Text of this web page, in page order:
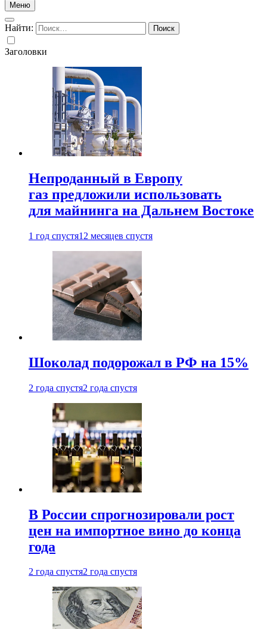
Меню
Найти:
Заголовки
Непроданный в Европу
газ предложили использовать
для майнинга на Дальнем Востоке
1 год спустя12 месяцев спустя
Шоколад подорожал в РФ на 15%
2 года спустя2 года спустя
В России спрогнозировали рост
цен на импортное вино до конца
года
2 года спустя2 года спустя